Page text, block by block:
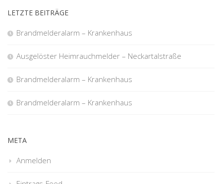
LETZTE BEITRÄGE
Brandmelderalarm – Krankenhaus
Ausgelöster Heimrauchmelder – Neckartalstraße
Brandmelderalarm – Krankenhaus
Brandmelderalarm – Krankenhaus
META
Anmelden